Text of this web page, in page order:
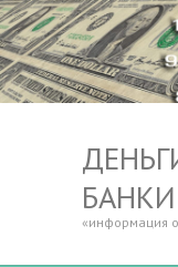
БАНКИ
«информация